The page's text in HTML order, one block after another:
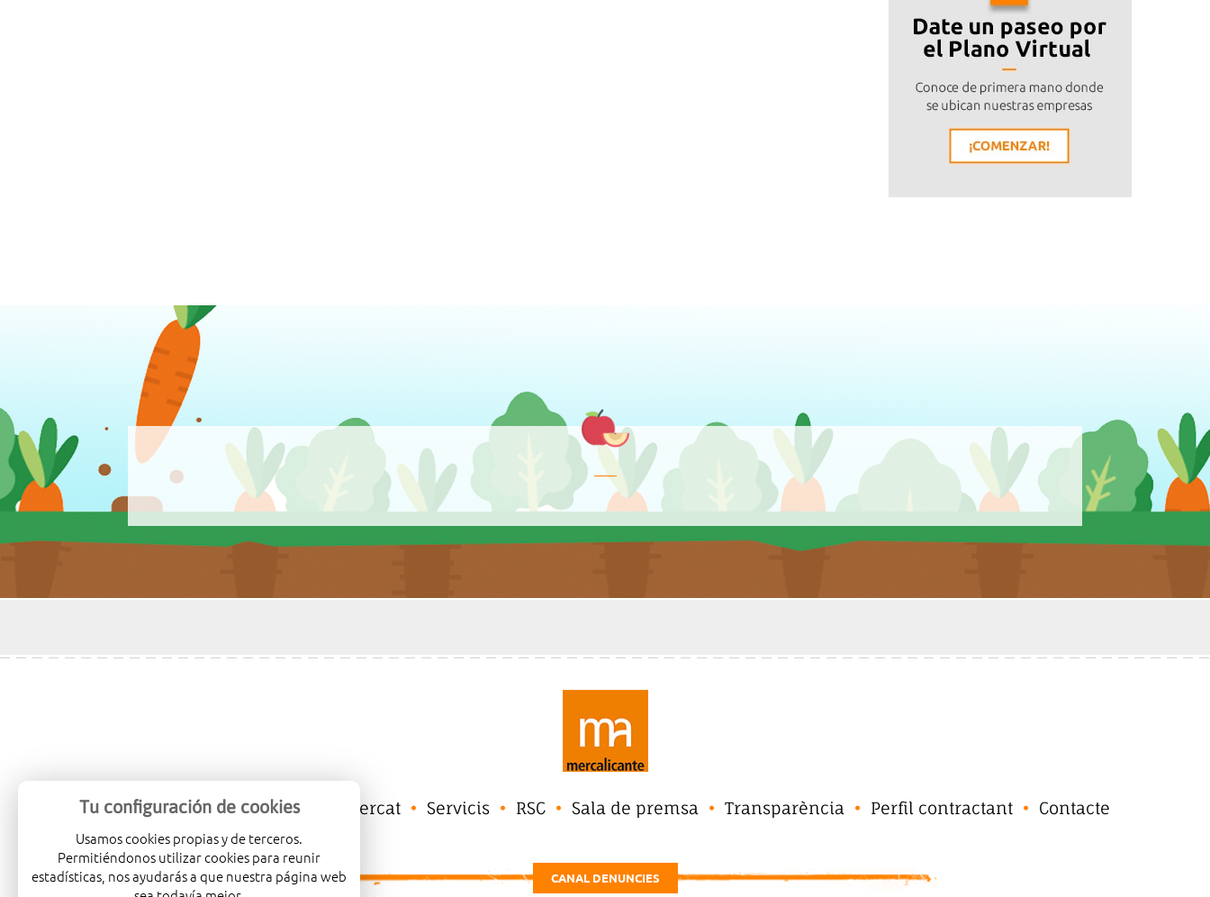
Mercalicante Empreses Mercat Servicis RSC Sala de premsa Transparència Perfil contractant Contacte
CANAL DENUNCIES
Tu configuración de cookies
Usamos cookies propias y de terceros.
Permitiéndonos utilizar cookies para reunir
estadísticas, nos ayudarás a que nuestra página web